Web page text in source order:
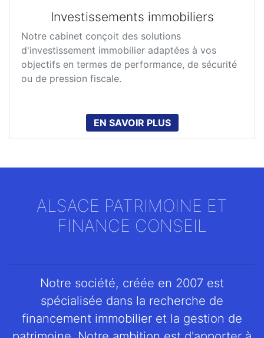
Investissements immobiliers
Notre cabinet conçoit des solutions
d'investissement immobilier adaptées à vos
objectifs en termes de performance, de sécurité
ou de pression fiscale.
EN SAVOIR PLUS
ALSACE PATRIMOINE ET
FINANCE CONSEIL
Notre société, créée en 2007 est
spécialisée dans la recherche de
financement immobilier et la gestion de